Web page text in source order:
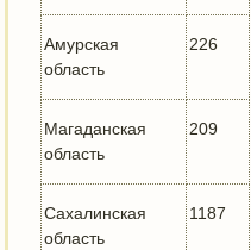
Амурская
область
226
Магаданская
область
209
Сахалинская
область
1187